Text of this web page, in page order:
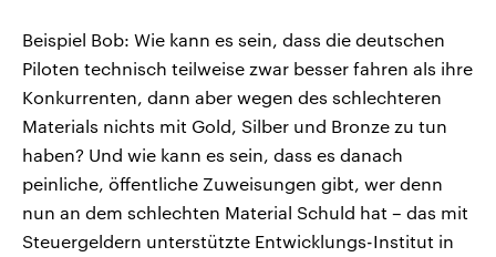
Beispiel Bob: Wie kann es sein, dass die deutschen
Piloten technisch teilweise zwar besser fahren als ihre
Konkurrenten, dann aber wegen des schlechteren
Materials nichts mit Gold, Silber und Bronze zu tun
haben? Und wie kann es sein, dass es danach
peinliche, öffentliche Zuweisungen gibt, wer denn
nun an dem schlechten Material Schuld hat – das mit
Steuergeldern unterstützte Entwicklungs-Institut in